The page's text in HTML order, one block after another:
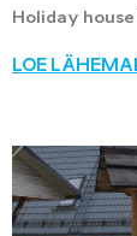
Holiday house
LOE